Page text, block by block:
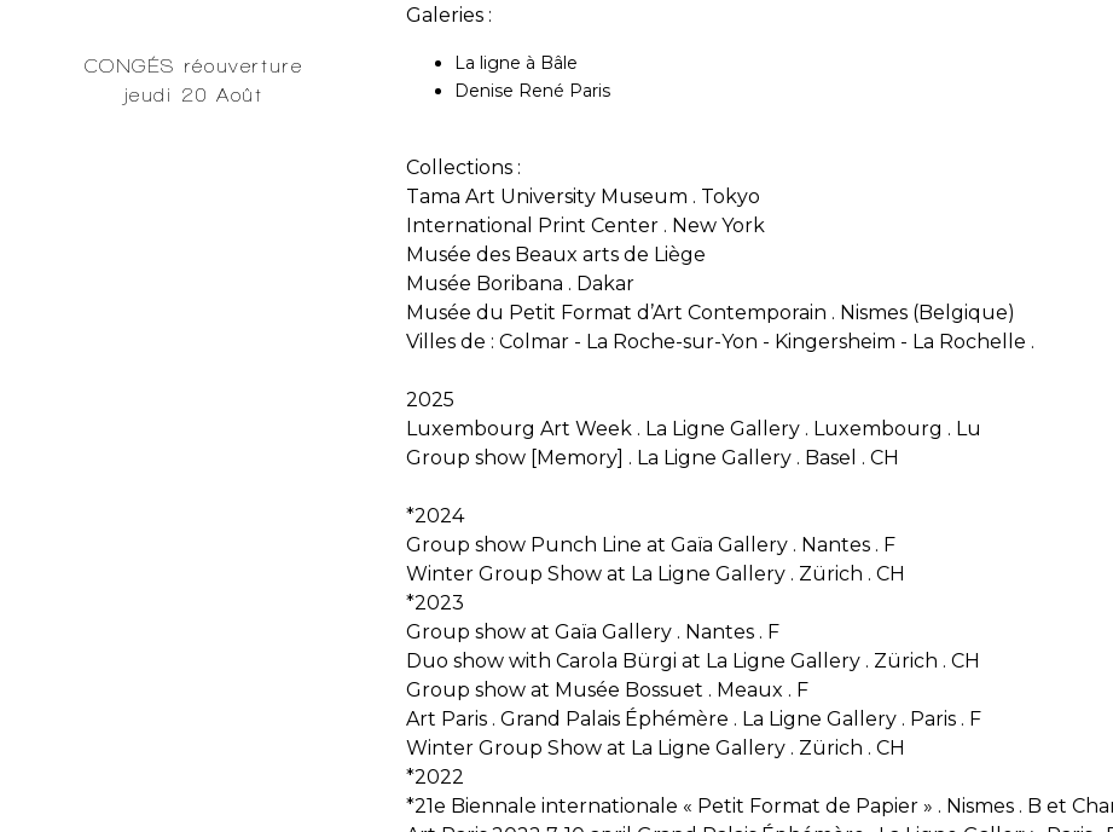
CONGÉS réouverture
jeudi 20 Août
Galeries :
La ligne à Bâle
Denise René Paris
Collections :
Tama Art University Museum . Tokyo
International Print Center . New York
Musée des Beaux arts de Liège
Musée Boribana . Dakar
Musée du Petit Format d’Art Contemporain . Nismes (Belgique)
Villes de : Colmar - La Roche-sur-Yon - Kingersheim - La Rochelle .
2025
Luxembourg Art Week . La Ligne Gallery . Luxembourg . Lu
Group show [Memory] . La Ligne Gallery . Basel . CH
*2024
Group show Punch Line at Gaïa Gallery . Nantes . F
Winter Group Show at La Ligne Gallery . Zürich . CH
*2023
Group show at Gaïa Gallery . Nantes . F
Duo show with Carola Bürgi at La Ligne Gallery . Zürich . CH
Group show at Musée Bossuet . Meaux . F
Art Paris . Grand Palais Éphémère . La Ligne Gallery . Paris . F
Winter Group Show at La Ligne Gallery . Zürich . CH
*2022
*21e Biennale internationale « Petit Format de Papier » . Nismes . B et